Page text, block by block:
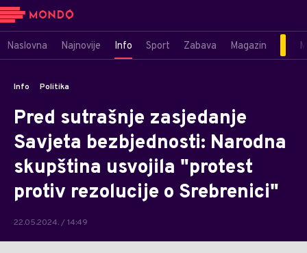
Naslovna Najnovije Info Sport Zabava Magazin
Info Politika
Pred sutrašnje zasjedanje
Savjeta bezbjednosti: Narodna
skupština usvojila "protest
protiv rezolucije o Srebrenici"
22.05.2024. / 14:49